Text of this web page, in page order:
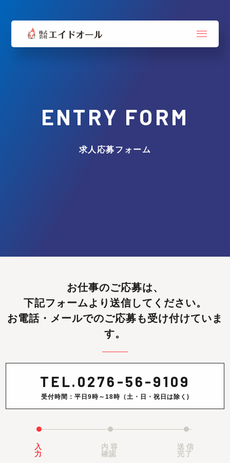
ENTRY FORM
求人応募フォーム
お仕事のご応募は、
下記フォームより送信してください。
お電話・メールでのご応募も受け付けていま
す。
TEL. 0276-56-9109
受付時間：平日9時～18時（土・日・祝日は除く)
入
力
内容
確認
送信
完了